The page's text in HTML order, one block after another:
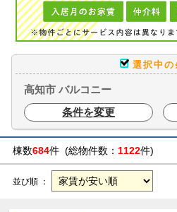
選択中の
高知市 バルコニー
条件を変更
棟数684件 (総物件数： 1122件)
並び順 ：